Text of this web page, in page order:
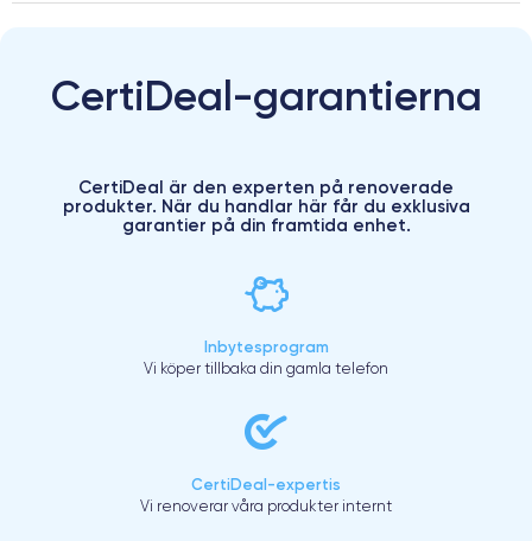
CertiDeal-garantierna
CertiDeal är den experten på renoverade
produkter. När du handlar här får du exklusiva
garantier på din framtida enhet.
Inbytesprogram
Vi köper tillbaka din gamla telefon
CertiDeal-expertis
Vi renoverar våra produkter internt